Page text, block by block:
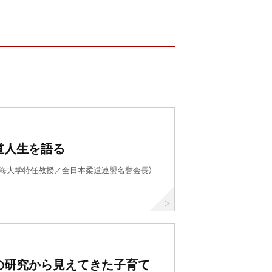
人生を語る
大学特任教授／全日本柔道連盟名誉会長）
研究から見えてきた子育て